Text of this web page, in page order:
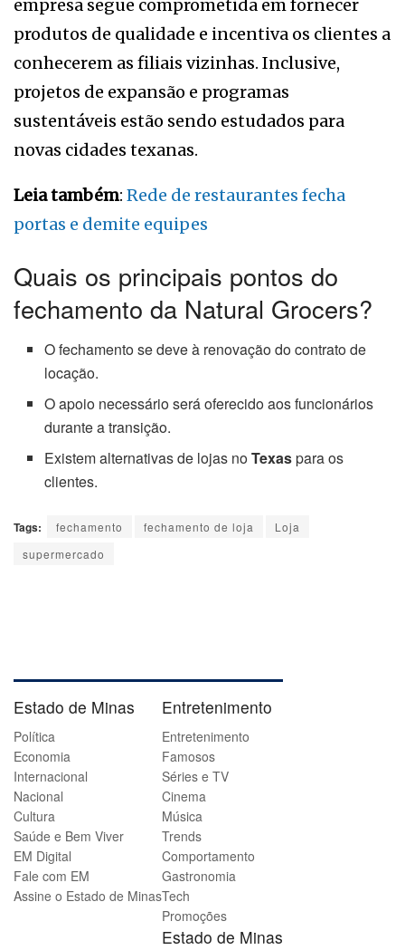
empresa segue comprometida em fornecer
produtos de qualidade e incentiva os clientes a
conhecerem as filiais vizinhas. Inclusive,
projetos de expansão e programas
sustentáveis estão sendo estudados para
novas cidades texanas.
Leia também: Rede de restaurantes fecha
portas e demite equipes
Quais os principais pontos do
fechamento da Natural Grocers?
O fechamento se deve à renovação do contrato de
locação.
O apoio necessário será oferecido aos funcionários
durante a transição.
Existem alternativas de lojas noTexaspara os
clientes.
Tags: fechamento fechamento de loja
Loja
supermercado
Estado de Minas
Política
Economia
Internacional
Nacional
Cultura
Saúde e Bem Viver
EM Digital
Fale com EM
Assine o Estado de Minas
Entretenimento
Entretenimento
Famosos
Séries e TV
Cinema
Música
Trends
Comportamento
Gastronomia
Tech
Promoções
Estado de Minas